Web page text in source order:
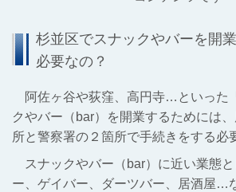
杉並区でスナックやバーを開
必要なの？
阿佐ヶ谷や荻窪、高円寺…といった
クやバー（bar）を開業するためには
所と警察署の２箇所で手続きをする必
スナックやバー（bar）に近い業態
ー、ゲイバー、ダーツバー、居酒屋…